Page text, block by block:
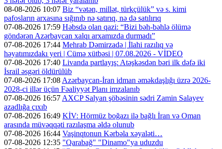
08-08-2026 10:07 Biz “vətən, millət, türkçülük” və s. kimi
pafosların arxasına sığınıb nə satırıq, nə də satılırıq
07-08-2026 17:59 Həbsdə olan qazi: “Bizi bəh-bəhlə ölümə
göndərən Azərbaycan xalqı arxamızda durmadı”
07-08-2026 17:44 Mehrab Dəmirzadə | İlahi razılıq və
həyatımızdakı yeri | Cümə xütbəsi | 07.08.2026 - VİDEO
07-08-2026 17:40 Livanda partlayış: Atəşkəsdən bəri ilk dəfə iki
İsrail əsgəri öldürülüb
07-08-2026 17:08 Azərbaycan-İran idman əməkdaşlığı üzrə 2026-
2028-ci illər üçün Fəaliyyət Planı imzalanıb
07-08-2026 16:57 AXCP Salyan şöbəsinin sədri Zamin Salayev
azadlığa çıxıb
07-08-2026 16:49 KİV: Hörmüz boğazı ilə bağlı İran və Oman
arasında müvəqqəti razılaşma əldə olunub
07-08-2026 16:44 Vaşinqtonun Kərbəla xəyaləti…
07-08-2026 12:35 "Qarabağ" "Dinamo"ya uduzdu